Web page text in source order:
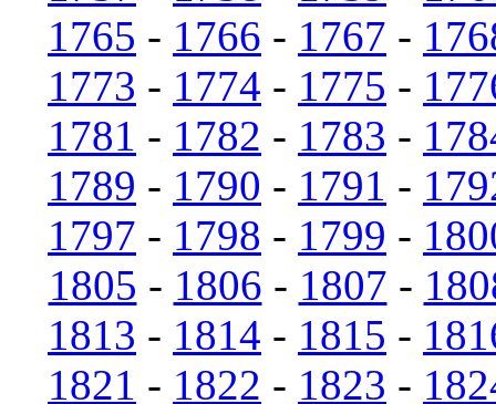
1765 - 1766 - 1767 -
1773 - 1774 - 1775 -
1781 - 1782 - 1783 -
1789 - 1790 - 1791 -
1797 - 1798 - 1799 -
1805 - 1806 - 1807 -
1813 - 1814 - 1815 -
1821 - 1822 - 1823 -